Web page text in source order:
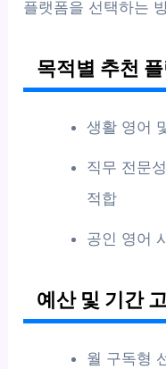
플랫폼을 선택하는
목적별 추천
생활 영어
직무 전문
적합
공인 영어
예산 및 기간
월 구독형